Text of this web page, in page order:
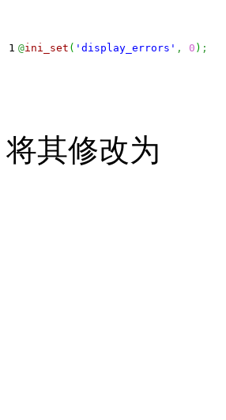
@ini_set ( 'display_errors' , 0 ) ;
将其修改为